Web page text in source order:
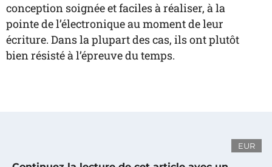
conception soignée et faciles à réaliser, à la
pointe de l’électronique au moment de leur
écriture. Dans la plupart des cas, ils ont plutôt
bien résisté à l’épreuve du temps.
EUR